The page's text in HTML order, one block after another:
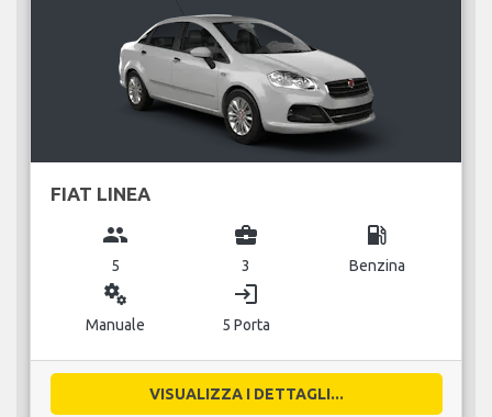
FIAT LINEA
group
5
business_center
3
local_gas_station
Benzina
miscellaneous_services
Manuale
login
5 Porta
VISUALIZZA I DETTAGLI...